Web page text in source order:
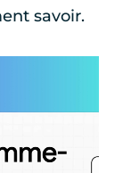
savoir.